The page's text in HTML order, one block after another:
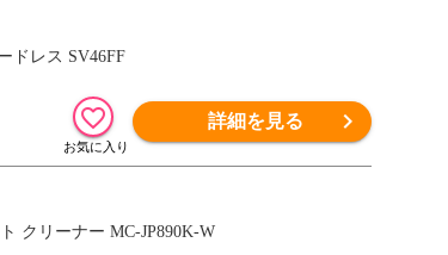
ドレス SV46FF
詳細を見る
クリーナー MC-JP890K-W